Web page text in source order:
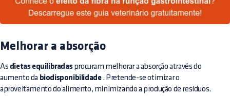
Melhorar a absorção
As dietas equilibradasprocuram melhorar a absorção através do
aumento da biodisponibilidade. Pretende-se otimizar o
aproveitamento do alimento, minimizando a produção de resíduos.